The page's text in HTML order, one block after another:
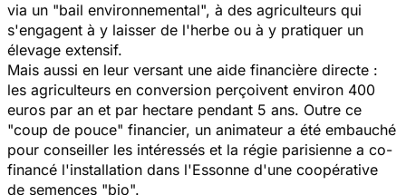
via un "bail environnemental", à des agriculteurs qui
s'engagent à y laisser de l'herbe ou à y pratiquer un
élevage extensif.
Mais aussi en leur versant une aide financière directe :
les agriculteurs en conversion perçoivent environ 400
euros par an et par hectare pendant 5 ans. Outre ce
"coup de pouce" financier, un animateur a été embauché
pour conseiller les intéressés et la régie parisienne a co-
financé l'installation dans l'Essonne d'une coopérative
de semences "bio".